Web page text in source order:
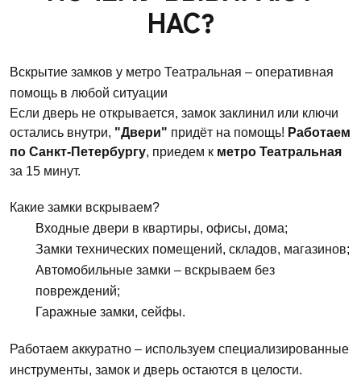
НАС?
Вскрытие замков у метро Театральная – оперативная
помощь в любой ситуации
Если дверь не открывается, замок заклинил или ключи
остались внутри, "Двери" придёт на помощь! Работаем
по Санкт-Петербургу, приедем к метро Театральная
за 15 минут.
Какие замки вскрываем?
Входные двери в квартиры, офисы, дома;
Замки технических помещений, складов, магазинов;
Автомобильные замки – вскрываем без
повреждений;
Гаражные замки, сейфы.
Работаем аккуратно – используем специализированные
инструменты, замок и дверь остаются в целости.